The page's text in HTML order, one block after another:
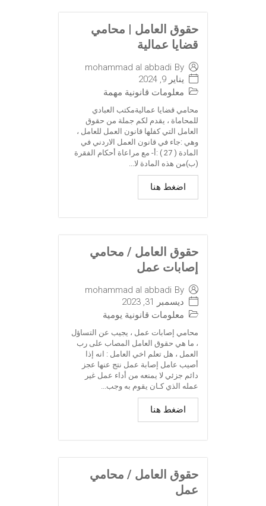
حقوق العامل | محامي
قضايا عمالية
By
mohammad al abbadi
يناير 9, 2024
معلومات قانونية مهمة
محامي قضايا عماليةمكتب العبادي
للمحاماة ، يقدم لكم جملة من حقوق
العامل التي كفلها قانون العمل للعامل ،
وهي :جاء في قانون العمل الاردني في
المادة ( 27 ) :أ- مع مراعاة أحكام الفقرة
(ب)من هذه المادة لا...
اضغط هنا
حقوق العامل / محامي
إصابات عمل
By
mohammad al abbadi
ديسمبر 31, 2023
معلومات قانونية يومية
محامي إصابات عمل ، يجيب عن التساؤل
، ما هي حقوق العامل المصاب على رب
العمل ، هل تعلم اخي العامل : انه إذا
أصيب عامل إصابة عمل نتج عنها عجز
دائم جزئي لا يمنعه من أداء عمل غير
عمله الذي كـان يقوم به وجب...
اضغط هنا
حقوق العامل / محامي
عمل